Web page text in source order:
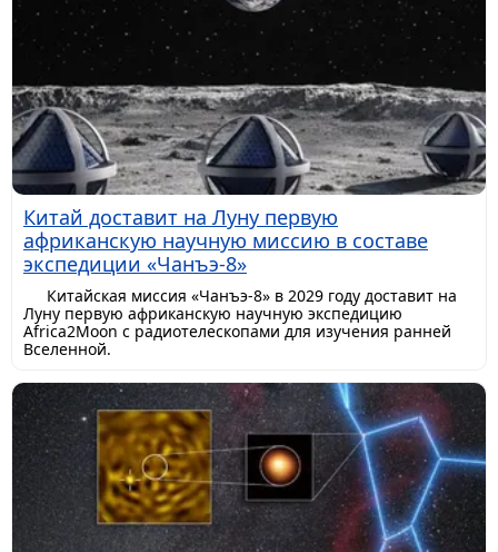
Китай доставит на Луну первую
африканскую научную миссию в составе
экспедиции «Чанъэ-8»
Китайская миссия «Чанъэ-8» в 2029 году доставит на
Луну первую африканскую научную экспедицию
Africa2Moon с радиотелескопами для изучения ранней
Вселенной.